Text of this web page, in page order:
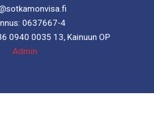
0637667-4
0940 0035 13, Kainuun OP
Admin